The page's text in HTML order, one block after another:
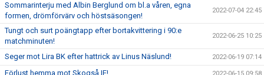
Sommarinterju med Albin Berglund om bl.a våren, egna
formen, drömförvärv och höstsäsongen!
2022-07-04 22:45
Tungt och surt poängtapp efter bortakvittering i 90:e
matchminuten!
2022-06-25 10:25
Seger mot Lira BK efter hattrick av Linus Näslund! 2022-06-19 07:14
Förlust hemma mot Skogså IF!